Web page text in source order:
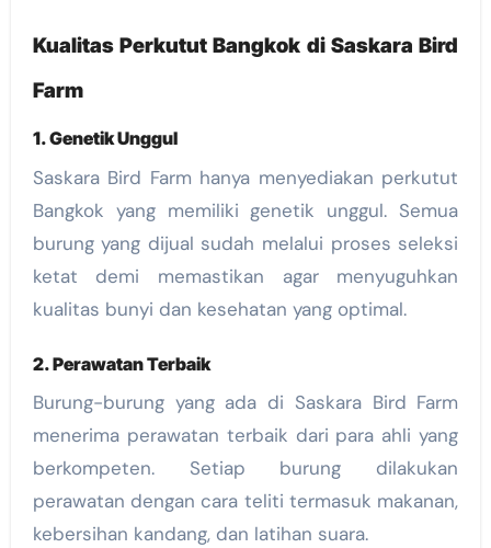
Kualitas Perkutut Bangkok di Saskara Bird
Farm
1. Genetik Unggul
Saskara Bird Farm hanya menyediakan perkutut
Bangkok yang memiliki genetik unggul. Semua
burung yang dijual sudah melalui proses seleksi
ketat demi memastikan agar menyuguhkan
kualitas bunyi dan kesehatan yang optimal.
2. Perawatan Terbaik
Burung-burung yang ada di Saskara Bird Farm
menerima perawatan terbaik dari para ahli yang
berkompeten. Setiap burung dilakukan
perawatan dengan cara teliti termasuk makanan,
kebersihan kandang, dan latihan suara.